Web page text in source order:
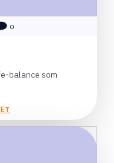
0
balance som